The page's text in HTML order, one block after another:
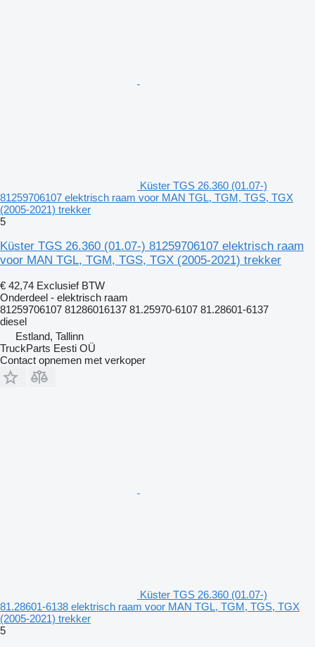
Küster TGS 26.360 (01.07-)
81259706107 elektrisch raam voor MAN TGL, TGM, TGS, TGX
(2005-2021) trekker
5
Küster TGS 26.360 (01.07-) 81259706107 elektrisch raam
voor MAN TGL, TGM, TGS, TGX (2005-2021) trekker
€ 42,74 Exclusief BTW
Onderdeel - elektrisch raam
81259706107 81286016137 81.25970-6107 81.28601-6137
diesel
Estland, Tallinn
TruckParts Eesti OÜ
Contact opnemen met verkoper
Küster TGS 26.360 (01.07-)
81.28601-6138 elektrisch raam voor MAN TGL, TGM, TGS, TGX
(2005-2021) trekker
5